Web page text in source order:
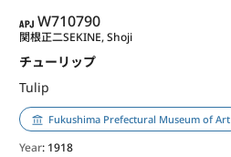
APJ
W710790
チューリップ
Tulip
関根正二SEKINE, Shoji
Fukushima Prefectural Museum of Art
Year: 1918